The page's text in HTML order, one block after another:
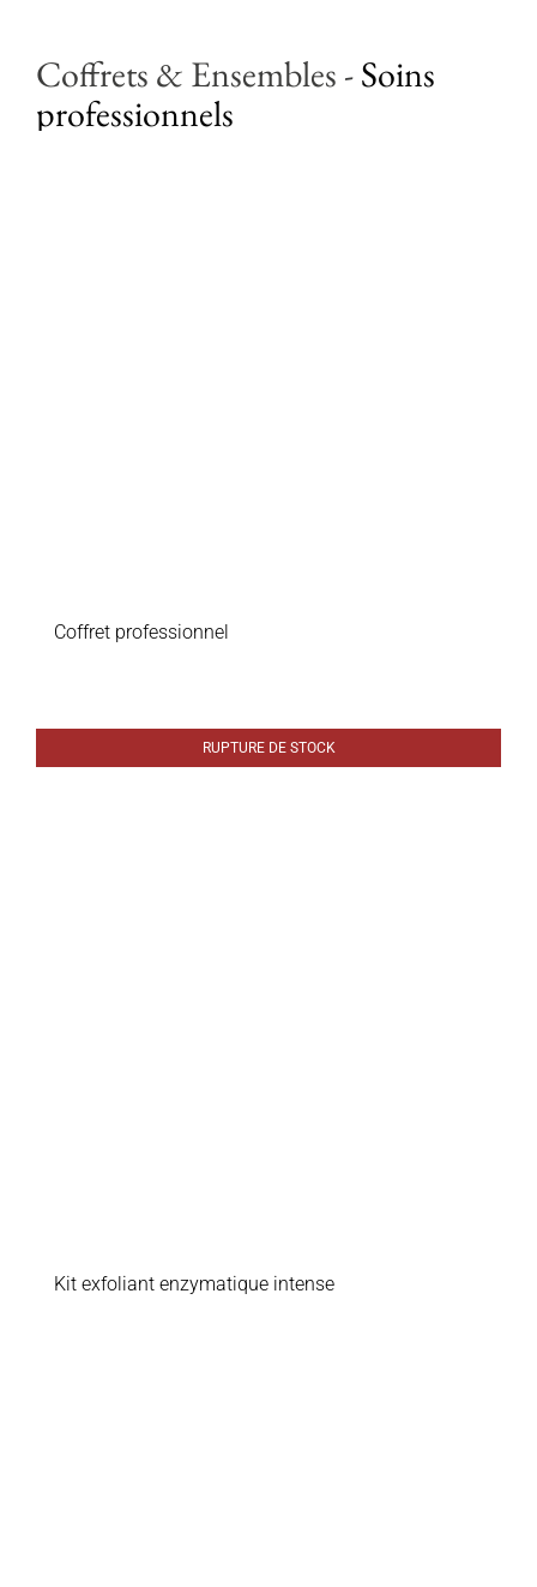
Coffrets & Ensembles -Soins
professionnels
RUPTURE DE STOCK
Coffret professionnel
Kit exfoliant enzymatique intense